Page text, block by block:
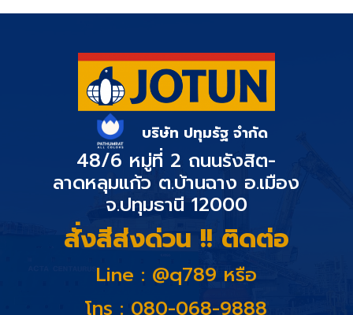
บริษัท ปทุมรัฐ จำกัด
48/6 หมู่ที่ 2 ถนนรังสิต-
ลาดหลุมแก้ว ต.บ้านฉาง อ.เมือง
จ.ปทุมธานี 12000
สั่งสีส่งด่วน !! ติดต่อ
Line : @q789 หรือ
โทร : 080-068-9888